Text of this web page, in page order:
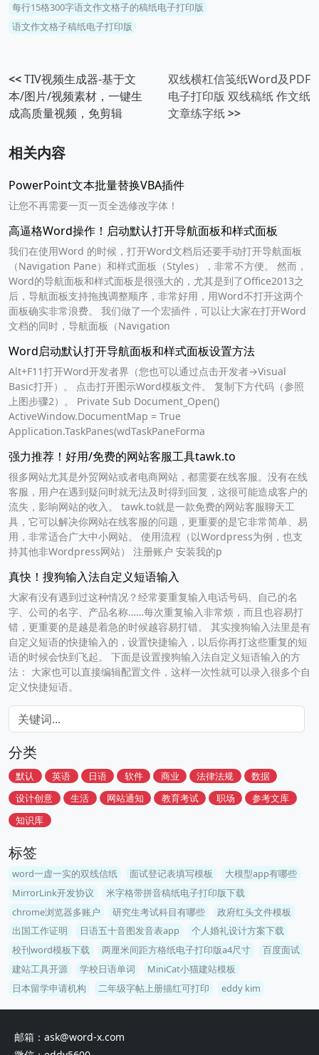
每行15格300字语文作文格子的稿纸电子打印版
语文作文格子稿纸电子打印版
<<TIV视频生成器-基于文
本/图片/视频素材，一键生
成高质量视频，免剪辑
双线横杠信笺纸Word及PDF
电子打印版 双线稿纸 作文纸
文章练字纸>>
相关内容
PowerPoint文本批量替换VBA插件
让您不再需要一页一页全选修改字体！
高逼格Word操作！启动默认打开导航面板和样式面板
我们在使用Word 的时候，打开Word文档后还要手动打开导航面板
（Navigation Pane）和样式面板（Styles），非常不方便。 然而，
Word的导航面板和样式面板是很强大的，尤其是到了Office2013之
后，导航面板支持拖拽调整顺序，非常好用，用Word不打开这两个
面板确实非常浪费。 我们做了一个宏插件，可以让大家在打开Word
文档的同时，导航面板（Navigation
Word启动默认打开导航面板和样式面板设置方法
Alt+F11打开Word开发者界（您也可以通过点击开发者→Visual
Basic打开）。 点击打开图示Word模板文件。 复制下方代码（参照
上图步骤2）。 Private Sub Document_Open()
ActiveWindow.DocumentMap = True
Application.TaskPanes(wdTaskPaneForma
强力推荐！好用/免费的网站客服工具tawk.to
很多网站尤其是外贸网站或者电商网站，都需要在线客服。没有在线
客服，用户在遇到疑问时就无法及时得到回复，这很可能造成客户的
流失，影响网站的收入。 tawk.to就是一款免费的网站客服聊天工
具，它可以解决你网站在线客服的问题，更重要的是它非常简单、易
用，非常适合广大中小网站。 使用流程（以Wordpress为例，也支
持其他非Wordpress网站） 注册账户 安装我的p
真快！搜狗输入法自定义短语输入
大家有没有遇到过这种情况？经常要重复输入电话号码、自己的名
字、公司的名字、产品名称……每次重复输入非常烦，而且也容易打
错，更重要的是越是着急的时候越容易打错。 其实搜狗输入法里是有
自定义短语的快捷输入的，设置快捷输入，以后你再打这些重复的短
语的时候会快到飞起。 下面是设置搜狗输入法自定义短语输入的方
法： 大家也可以直接编辑配置文件，这样一次性就可以录入很多个自
定义快捷短语。
分类
默认 英语 日语 软件 商业 法律法规
数据
设计创意
生活 网站通知 教育考试 职场
参考文库
知识库
标签
word一虚一实的双线信纸 面试登记表填写模板
大模型app有哪些
MirrorLink开发协议
米字格带拼音稿纸电子打印版下载
chrome浏览器多账户
研究生考试科目有哪些
政府红头文件模板
出国工作证明
日语五十音图发音表app
个人婚礼设计方案下载
校刊word模板下载
两厘米间距方格纸电子打印版a4尺寸
百度面试
建站工具开源
学校日语单词
MiniCat小猫建站模板
日本留学申请机构
二年级字帖上册描红可打印 eddy kim
邮箱：ask@word-x.com